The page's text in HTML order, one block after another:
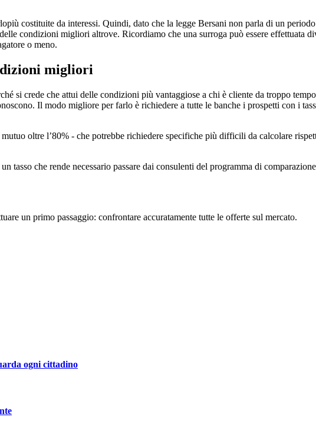
costituite da interessi. Quindi, dato che la legge Bersani non parla di un
condizioni migliori altrove. Ricordiamo che una surroga può essere effettuata
o meno.
migliori
si crede che attui delle condizioni più vantaggiose a chi è cliente da troppo
Il modo migliore per farlo è richiedere a tutte le banche i prospetti con i
oltre l’80% - che potrebbe richiedere specifiche più difficili da calcolare
tasso che rende necessario passare dai consulenti del programma di
un primo passaggio: confrontare accuratamente tutte le offerte sul mercato.
ogni cittadino